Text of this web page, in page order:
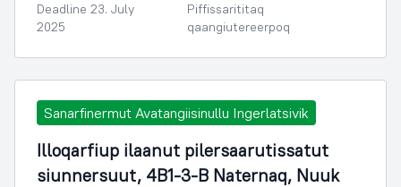
Deadline 23. July
2025
Piffissarititaq
qaangiutereerpoq
Sanarfinermut Avatangiisinullu Ingerlatsivik
Illoqarfiup ilaanut pilersaarutissatut
siunnersuut, 4B1-3-B Naternaq, Nuuk